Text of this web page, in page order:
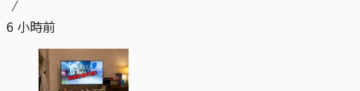
6 小時前